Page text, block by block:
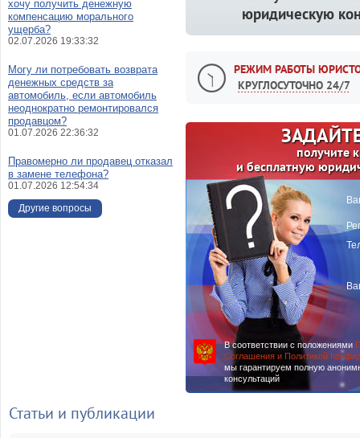
юридическую
РЕЖИМ РАБОТЫ
КРУГЛОСУТОЧНО 24/7
получите
и бесплатную
В соответствии с положениями
Соглашения и Политикой
мы гарантируем полную
консультаций
хочу получить денежную
компенсацию морального
ущерба?
02.07.2026 19:33:32
Могу ли потребовать возврата
денежных средств за
автомобиль, если автомобиль
неоднократно ремонтировался
продавцом?
01.07.2026 22:36:32
Правомерно ли продавец отказал
в замене телефона?
01.07.2026 12:54:34
Другие вопросы
Статьи и публикации